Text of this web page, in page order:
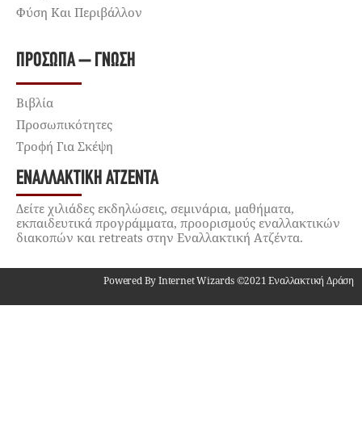
Φύση Και Περιβάλλον
ΠΡΌΣΩΠΑ – ΓΝΏΣΗ
Βιβλία
Προσωπικότητες
Τροφή Για Σκέψη
ΕΝΑΛΛΑΚΤΙΚΉ ΑΤΖΈΝΤΑ
Δείτε χιλιάδες εκδηλώσεις, σεμινάρια, μαθήματα,
εκπαιδευτικά προγράμματα, προορισμούς εναλλακτικών
διακοπών και retreats στην Εναλλακτική Ατζέντα.
Powered By Internet Wizards ©2021 Εναλλακτική Δράση